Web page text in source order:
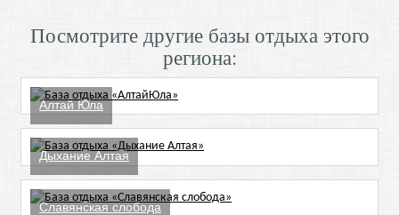
Посмотрите другие базы отдыха этого
региона:
Алтай Юла
Дыхание Алтая
Славянская слобода